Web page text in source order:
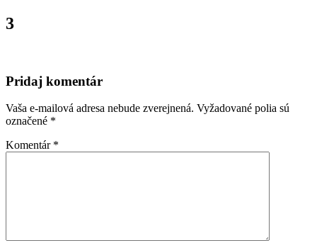
3
Pridaj komentár
Vaša e-mailová adresa nebude zverejnená. Vyžadované polia sú
označené *
Komentár *